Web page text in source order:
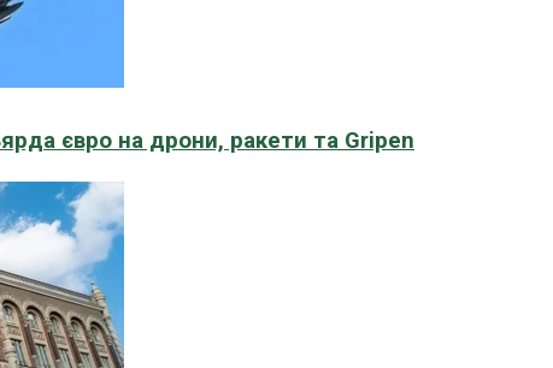
євро на дрони, ракети та Gripen